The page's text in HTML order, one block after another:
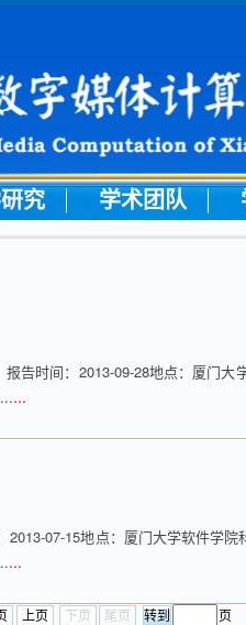
究 学术团队
时间：2013-09-28地点：厦门大
...
07-15地点：厦门大学软件学院
...
上页 下页 尾页 页